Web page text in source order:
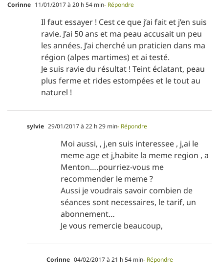
Corinne 11/01/2017 à 20 h 54 min- Répondre
Il faut essayer ! Cest ce que j’ai fait et j’en suis
ravie. J’ai 50 ans et ma peau accusait un peu
les années. J’ai cherché un praticien dans ma
région (alpes martimes) et ai testé.
Je suis ravie du résultat ! Teint éclatant, peau
plus ferme et rides estompées et le tout au
naturel !
sylvie 29/01/2017 à 22 h 29 min- Répondre
Moi aussi, , j,en suis interessee , j,ai le
meme age et j,habite la meme region , a
Menton….pourriez-vous me
recommender le meme ?
Aussi je voudrais savoir combien de
séances sont necessaires, le tarif, un
abonnement…
Je vous remercie beaucoup,
Corinne 04/02/2017 à 21 h 54 min- Répondre